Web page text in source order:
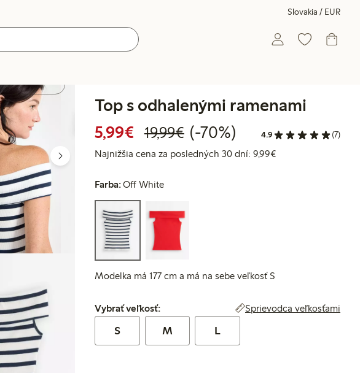
Slovakia / EUR
Top s odhalenými ramenami
5,99€ Zvýhodnená cena: 5,99 €
19,99€Bežná cena: 19,99 €
70% zľava
(-70%) 4.9 (7)
Najnižšia cena za posledných 30 dní: 9,99€Najnižšia cena za
Farba:Off White
Modelka má 177 cm a má na sebe veľkosť S
Vybrať veľkosť:
Vybrať veľkosť: Sprievodca veľkosťami
S M L